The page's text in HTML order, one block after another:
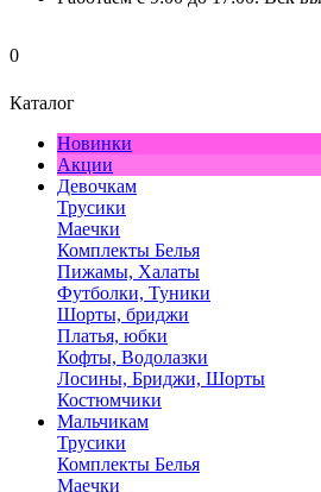
0
Каталог
Новинки
Акции
Девочкам
Трусики
Маечки
Комплекты Белья
Пижамы, Халаты
Футболки, Туники
Шорты, бриджи
Платья, юбки
Кофты, Водолазки
Лосины, Бриджи, Шорты
Костюмчики
Мальчикам
Трусики
Комплекты Белья
Маечки